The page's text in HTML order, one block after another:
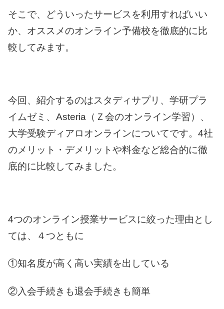
そこで、どういったサービスを利用すればいい
か、オススメのオンライン予備校を徹底的に比
較してみます。
今回、紹介するのはスタディサプリ、学研プラ
イムゼミ、 Asteria（Ｚ会のオンライン学習）、
大学受験ディアロオンラインについてです。4社
のメリット・デメリットや料金など総合的に徹
底的に比較してみました。
4つのオンライン授業サービスに絞った理由とし
ては、４つともに
①知名度が高く高い実績を出している
②入会手続きも退会手続きも簡単